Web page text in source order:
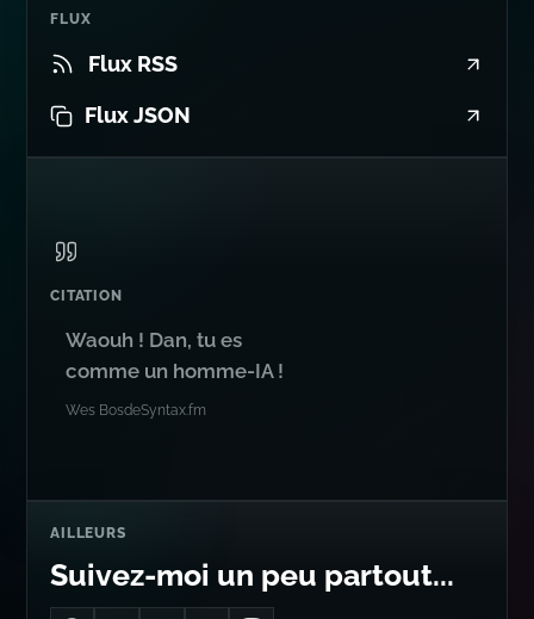
FLUX
Flux RSS
Flux JSON
CITATION
Waouh ! Dan, tu es
comme un homme-IA !
Wes BosdeSyntax.fm
AILLEURS
Suivez-moi un peu partout...